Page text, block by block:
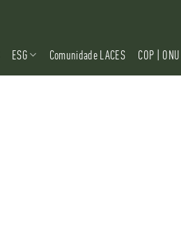
ESG Comunidade LACES COP | ONU